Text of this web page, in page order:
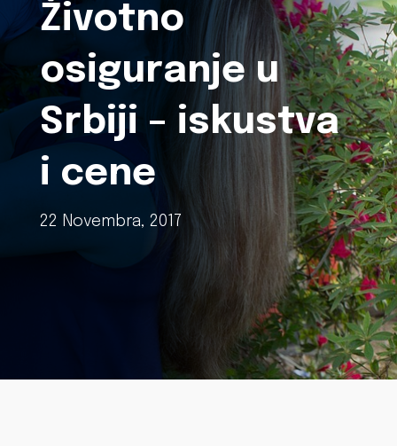
Životno
osiguranje u
Srbiji – iskustva
i cene
22 Novembra, 2017